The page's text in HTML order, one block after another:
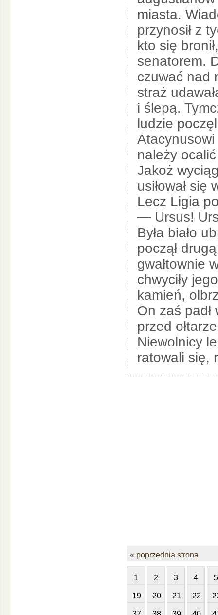
miasta.
przynosił z
kto się
senatorem.
czuwać nad
straż
i ślepą.
ludzie
Atacynusowi
należy
Jakoż
usiłował się
Lecz Ligia
— Ursus!
Była biało
począł
gwałtownie
chwyciły
kamień,
On zaś
przed
Niewolnicy
ratowali się,
« poprzednia strona
1 2 3 4 5
19 20 21 22